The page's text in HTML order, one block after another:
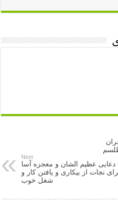
Next
دعایی عظیم الشان و معجزه آسا
نجات از بیکاری و یافتن کار و
شغل خوب